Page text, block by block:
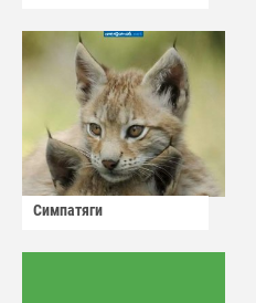
Симпатяги